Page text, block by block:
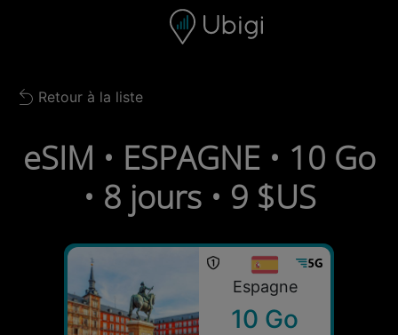
Barre de navigation Bas de page
Back to list
Retour à la liste
eSIM • ESPAGNE • 10 Go
• 8 jours • 9 $US
Espagne
10 Go